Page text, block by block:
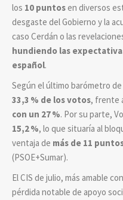
los 10 puntosen diversos
desgaste del Gobierno y la
caso Cerdán o las
hundiendo las
español.
Según el último barómetro
33,3 % de los votos, frente
con un 27 %. Por su parte,
15,2 %, lo que situaría al
ventaja de más de 11
(PSOE+Sumar).
El CIS de julio, más amable
pérdida notable de apoyo